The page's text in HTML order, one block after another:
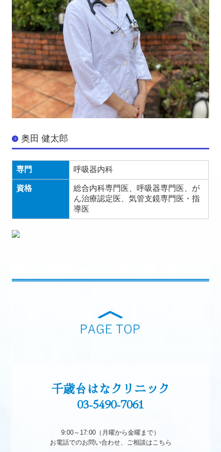
奥田 健太郎
専門 呼吸器内科
資格
総合内科専門医、呼吸器専門医、が
ん治療認定医、気管支鏡専門医・指
導医
千歳台はなクリニック
03-5490-7061
9:00～17:00（月曜から金曜まで）
お電話でのお問い合わせ、ご相談はこちら